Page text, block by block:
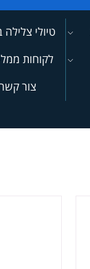
טיולי
לקוחות
צור קשר